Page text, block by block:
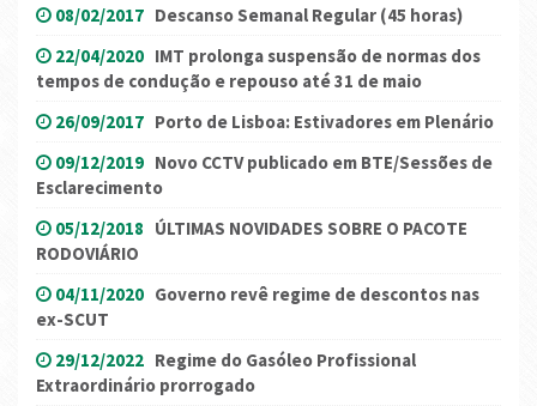
08/02/2017 Descanso Semanal Regular (45 horas)
22/04/2020 IMT prolonga suspensão de normas dos
tempos de condução e repouso até 31 de maio
26/09/2017 Porto de Lisboa: Estivadores em Plenário
09/12/2019 Novo CCTV publicado em BTE/Sessões de
Esclarecimento
05/12/2018 ÚLTIMAS NOVIDADES SOBRE O PACOTE
RODOVIÁRIO
04/11/2020 Governo revê regime de descontos nas
ex-SCUT
29/12/2022 Regime do Gasóleo Profissional
Extraordinário prorrogado